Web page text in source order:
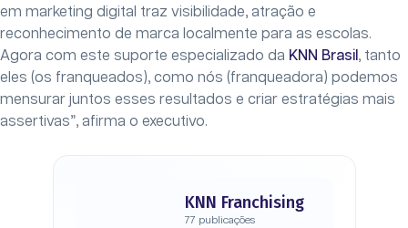
em marketing digital traz visibilidade, atração e
reconhecimento de marca localmente para as escolas.
Agora com este suporte especializado da KNN Brasil , tanto
eles (os franqueados), como nós (franqueadora) podemos
mensurar juntos esses resultados e criar estratégias mais
assertivas”, afirma o executivo.
KNN Franchising
77 publicações